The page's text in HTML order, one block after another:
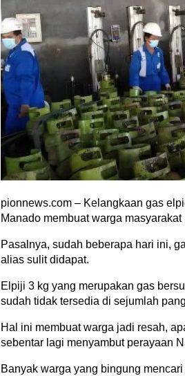
pionnews.com – Kelangkaan gas
Manado membuat warga masyarakat
Pasalnya, sudah beberapa hari ini,
alias sulit didapat.
Elpiji 3 kg yang merupakan gas
sudah tidak tersedia di sejumlah
Hal ini membuat warga jadi resah,
sebentar lagi menyambut perayaan
Banyak warga yang bingung